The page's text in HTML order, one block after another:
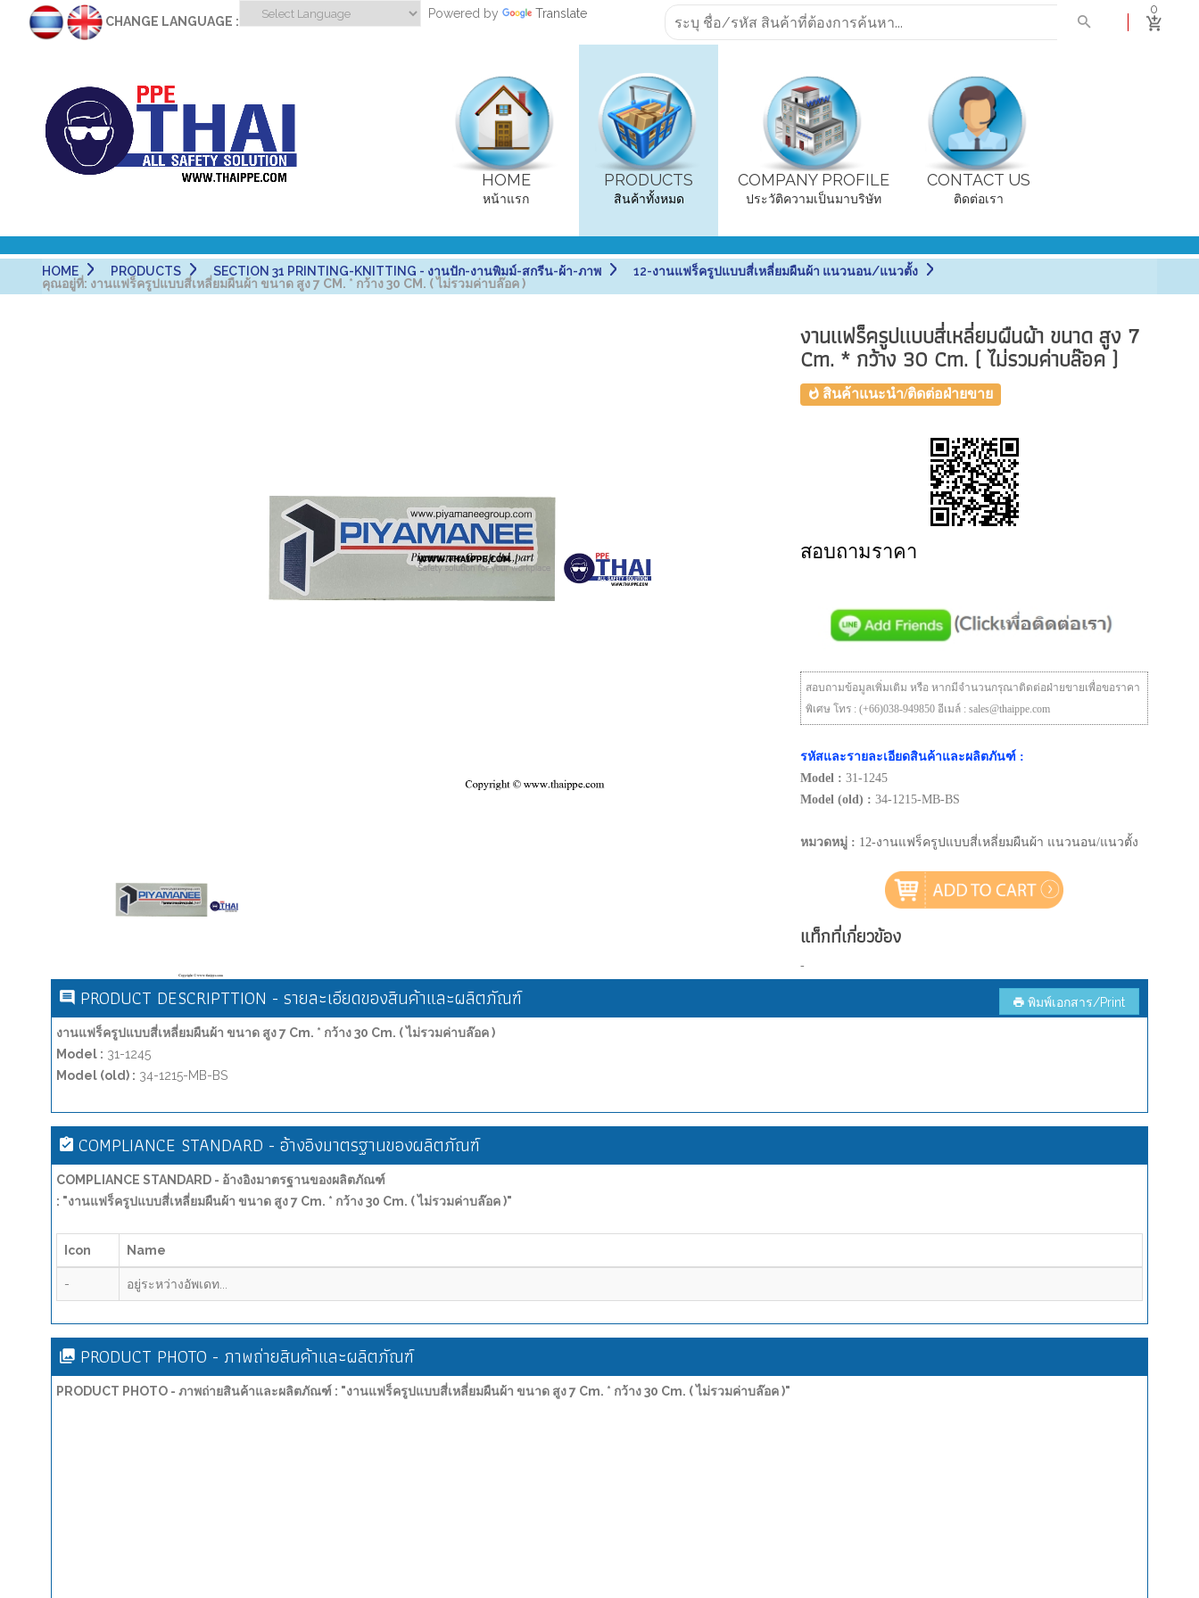
CHANGE LANGUAGE :
Powered by Translate 0
HOME
หน้าแรก
PRODUCTS
สินค้าทั้งหมด
COMPANY PROFILE
ประวัติความเป็นมาบริษัท
CONTACT US
ติดต่อเรา
HOME PRODUCTS SECTION 31 PRINTING-KNITTING - งานปัก-งานพิมม์-สกรีน-ผ้า-ภาพ
12-งานแฟร็ครูปแบบสี่เหลี่ยมผืนผ้า แนวนอน/แนวตั้ง
คุณอยู่ที่: งานแฟร็ครูปแบบสี่เหลี่ยมผืนผ้า ขนาด สูง 7 CM. * กว้าง 30 CM. ( ไม่รวมค่าบล๊อค )
งานแฟร็ครูปแบบสี่เหลี่ยมผืนผ้า ขนาด สูง 7
Cm. * กว้าง 30 Cm. ( ไม่รวมค่าบล๊อค )
สินค้าแนะนำ/ติดต่อฝ่ายขาย
สอบถามราคา
สอบถามข้อมูลเพิ่มเติม หรือ หากมีจำนวนกรุณาติดต่อฝ่ายขายเพื่อขอราคา
พิเศษ โทร : (+66)038-949850 อีเมล์ : sales@thaippe.com
รหัสและรายละเอียดสินค้าและผลิตภันฑ์ :
Model : 31-1245
Model (old) : 34-1215-MB-BS
หมวดหมู่ : 12-งานแฟร็ครูปแบบสี่เหลี่ยมผืนผ้า แนวนอน/แนวตั้ง
แท็กที่เกี่ยวข้อง
-
PRODUCT DESCRIPTTION - รายละเอียดของสินค้าและผลิตภัณฑ์ พิมพ์เอกสาร/Print
งานแฟร็ครูปแบบสี่เหลี่ยมผืนผ้า ขนาด สูง 7 Cm. * กว้าง 30 Cm. ( ไม่รวมค่าบล๊อค )
Model : 31-1245
Model (old) : 34-1215-MB-BS
COMPLIANCE STANDARD - อ้างอิงมาตรฐานของผลิตภัณฑ์
COMPLIANCE STANDARD - อ้างอิงมาตรฐานของผลิตภัณฑ์
: "งานแฟร็ครูปแบบสี่เหลี่ยมผืนผ้า ขนาด สูง 7 Cm. * กว้าง 30 Cm. ( ไม่รวมค่าบล๊อค )"
Icon Name
- อยู่ระหว่างอัพเดท...
PRODUCT PHOTO - ภาพถ่ายสินค้าและผลิตภัณฑ์
PRODUCT PHOTO - ภาพถ่ายสินค้าและผลิตภัณฑ์ : "งานแฟร็ครูปแบบสี่เหลี่ยมผืนผ้า ขนาด สูง 7 Cm. * กว้าง 30 Cm. ( ไม่รวมค่าบล๊อค )"